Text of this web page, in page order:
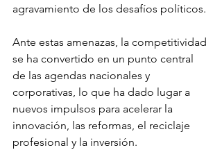
agravamiento de los desafíos políticos.
Ante estas amenazas, la competitividad
se ha convertido en un punto central
de las agendas nacionales y
corporativas, lo que ha dado lugar a
nuevos impulsos para acelerar la
innovación, las reformas, el reciclaje
profesional y la inversión.